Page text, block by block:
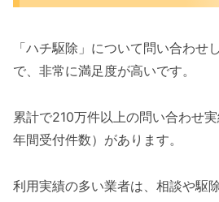
「ハチ駆除」について問い合わせ
で、非常に満足度が高いです。
累計で210万件以上の問い合わせ
年間受付件数）があります。
利用実績の多い業者は、相談や駆